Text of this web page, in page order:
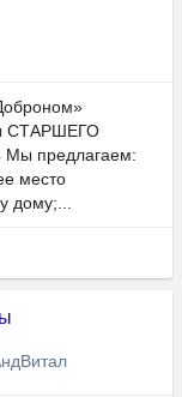
СТАРШЕГО
предлагаем:
место
дому;...